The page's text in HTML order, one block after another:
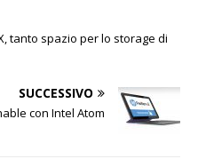
tanto spazio per lo storage di
SUCCESSIVO
con Intel Atom